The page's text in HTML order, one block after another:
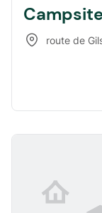
route de